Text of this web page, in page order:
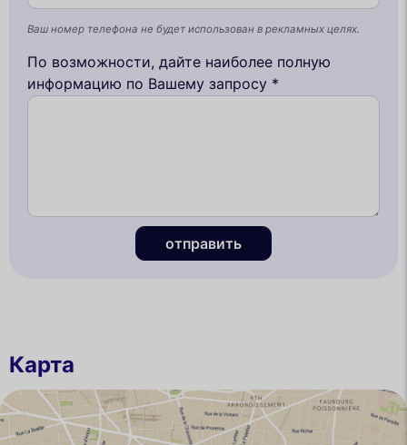
Ваш номер телефона не будет использован в рекламных целях.
По возможности, дайте наиболее полную
информацию по Вашему запросу *
отправить
Карта